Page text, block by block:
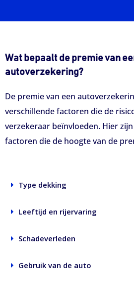
Wat bepaalt de premie van
autoverzekering?
De premie van een
verschillende factoren die de
verzekeraar beïnvloeden. Hier
factoren die de hoogte van de
Type dekking
Leeftijd en rijervaring
Schadeverleden
Gebruik van de auto